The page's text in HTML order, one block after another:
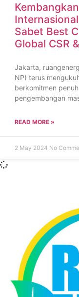
Sabet Best
Global CSR
Jakarta,
NP) terus
berkomitmen
pengembangan
READ MORE »
2 May 2024 No